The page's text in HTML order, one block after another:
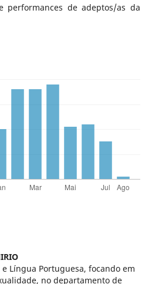
performances de adeptos/as da
Língua Portuguesa, focando em
no departamento de